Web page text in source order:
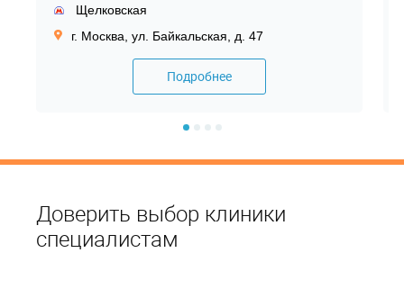
Щелковская
г. Москва, ул. Байкальская, д. 47
Подробнее
Доверить выбор клиники
специалистам